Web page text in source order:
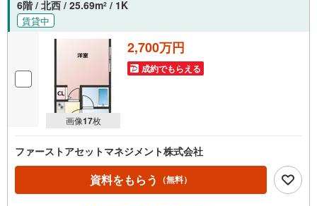
6階 / 北西 / 25.69m2 / 1K
賃貸中
画像17枚
2,700万円
成約でもらえる
ファーストアセットマネジメント株式会社
資料をもらう （無料）